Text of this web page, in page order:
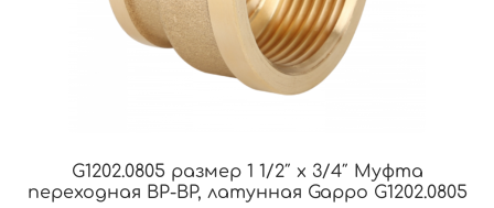
G1202.0805 размер 1 1/2″ х 3/4″ Муфта
переходная ВР-ВР, латунная Gappo G1202.0805